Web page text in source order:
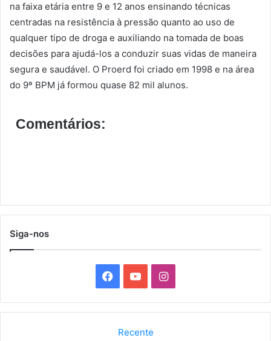
na faixa etária entre 9 e 12 anos ensinando técnicas
centradas na resistência à pressão quanto ao uso de
qualquer tipo de droga e auxiliando na tomada de boas
decisões para ajudá-los a conduzir suas vidas de maneira
segura e saudável. O Proerd foi criado em 1998 e na área
do 9º BPM já formou quase 82 mil alunos.
Comentários:
Siga-nos
a
o
I
n
Recente